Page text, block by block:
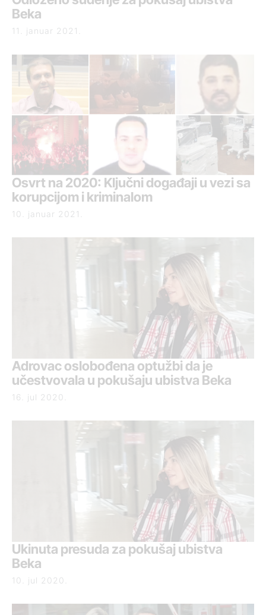
Beka
11. januar 2021.
Osvrt na 2020: Ključni događaji u vezi sa
korupcijom i kriminalom
10. januar 2021.
Adrovac oslobođena optužbi da je
učestvovala u pokušaju ubistva Beka
16. jul 2020.
Ukinuta presuda za pokušaj ubistva
Beka
10. jul 2020.